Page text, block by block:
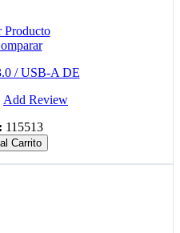
Producto
/ USB-A DE
Add Review
115513
Carrito